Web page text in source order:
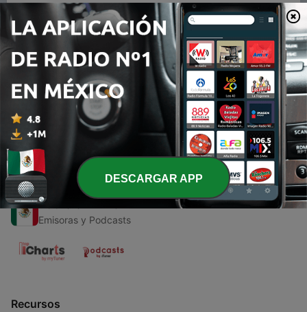
00:00
Episodios
1 - Conhecendo Lucas do Rio Verde
30 abr. 2021
Radio en Vivo
Emisoras y Podcasts
Recursos
DESCARGAR APP